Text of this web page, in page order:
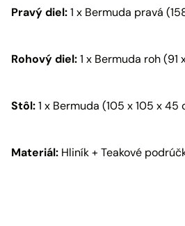
Pravý diel:1 x Bermuda pravá
Rohový diel:1 x Bermuda roh (91
Stôl:1 x Bermuda (105 x 105 x 45
Materiál: Hliník + Teakové